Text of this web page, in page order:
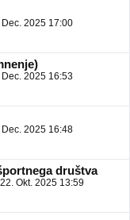
Dec. 2025 17:00
2025 16:53
Dec. 2025 16:48
društva
22. Okt. 2025 13:59